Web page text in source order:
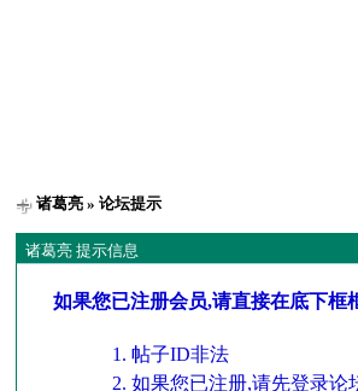
诸葛亮 » 论坛提示
诸葛亮 提示信息
如果您已注册会员,请直接在底下框
帖子ID非法
如果您已注册,请先登录论